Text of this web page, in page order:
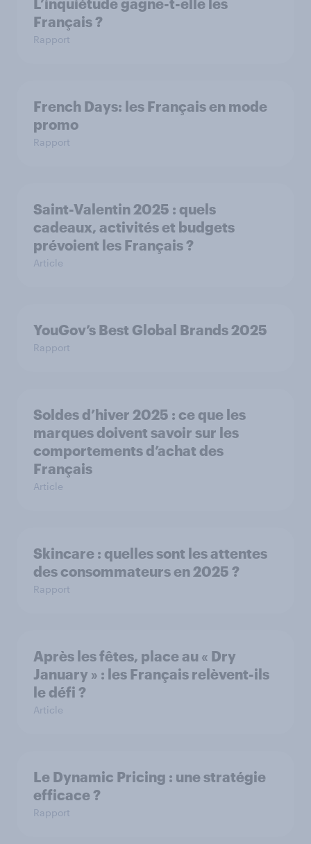
L’inquiétude gagne-t-elle les
Français ?
Rapport
French Days: les Français en mode
promo
Rapport
Saint-Valentin 2025 : quels
cadeaux, activités et budgets
prévoient les Français ?
Article
YouGov’s Best Global Brands 2025
Rapport
Soldes d’hiver 2025 : ce que les
marques doivent savoir sur les
comportements d’achat des
Français
Article
Skincare : quelles sont les attentes
des consommateurs en 2025 ?
Rapport
Après les fêtes, place au « Dry
January » : les Français relèvent-ils
le défi ?
Article
Le Dynamic Pricing : une stratégie
efficace ?
Rapport